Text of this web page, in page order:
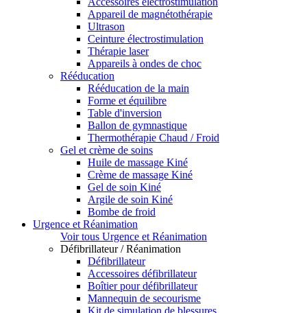
Appareil de magnétothérapie
Ultrason
Ceinture électrostimulation
Thérapie laser
Appareils à ondes de choc
Rééducation
Rééducation de la main
Forme et équilibre
Table d'inversion
Ballon de gymnastique
Thermothérapie Chaud / Froid
Gel et crème de soins
Huile de massage Kiné
Crème de massage Kiné
Gel de soin Kiné
Argile de soin Kiné
Bombe de froid
Urgence et Réanimation
Voir tous Urgence et Réanimation
Défibrillateur / Réanimation
Défibrillateur
Accessoires défibrillateur
Boîtier pour défibrillateur
Mannequin de secourisme
Kit de simulation de blessures